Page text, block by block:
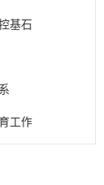
基石
工作